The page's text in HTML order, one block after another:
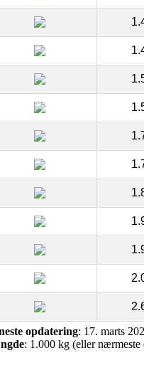
opdatering: 17. marts
: 1.000 kg (eller nærmeste